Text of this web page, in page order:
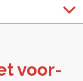
voor­